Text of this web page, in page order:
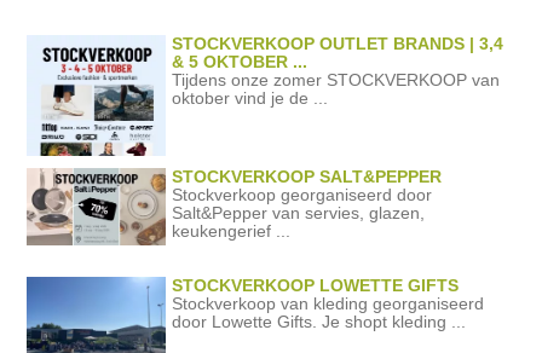
STOCKVERKOOP OUTLET BRANDS | 3,4
& 5 OKTOBER ...
Tijdens onze zomer STOCKVERKOOP van
oktober vind je de ...
STOCKVERKOOP SALT&PEPPER
Stockverkoop georganiseerd door
Salt&Pepper van servies, glazen,
keukengerief ...
STOCKVERKOOP LOWETTE GIFTS
Stockverkoop van kleding georganiseerd
door Lowette Gifts. Je shopt kleding ...